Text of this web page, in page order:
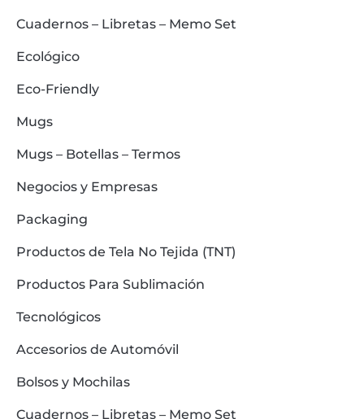
Cuadernos – Libretas – Memo Set
Ecológico
Eco-Friendly
Mugs
Mugs – Botellas – Termos
Negocios y Empresas
Packaging
Productos de Tela No Tejida (TNT)
Productos Para Sublimación
Tecnológicos
Accesorios de Automóvil
Bolsos y Mochilas
Cuadernos – Libretas – Memo Set